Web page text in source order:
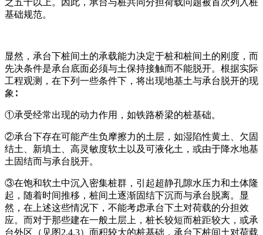
基础规范。
显然，承台下桩间土的承载能力决定于桩和桩间土的刚度，而
先决条件是承台底面必须与土保持接触而不能脱开。根据实际
工程观测，在下列一些条件下，将出现地基土与承台脱开的现
象∶
①承受经常出现的动力作用，如铁路桥梁的桩基础。
②承台下存在可能产生负摩擦力的土层，如湿陷性黄土、欠固
结土、新填土、高灵敏度软土以及可液化土，或由于降水地基
土固结而与承台脱开。
③在饱和软土中沉入密集桩群，引起超静孔隙水压力和土体隆
起，随着时间推移，桩间土逐渐固结下沉而与承台脱离。显
然，在上述这些情况下，不能考虑承台下土对荷载的分担效
应。而对于那些建在一般土层上，桩长较短而桩距较大，或承
台外区（见图2.4.3）面积较大的桩基础，承台下桩间土对荷载